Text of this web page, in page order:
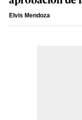
Elvis Mendoza